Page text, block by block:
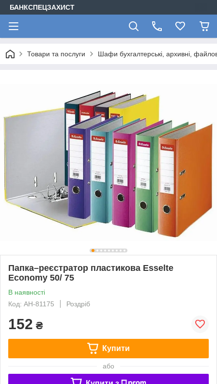
БАНКСПЕЦЗАХИСТ
Товари та послуги Шафи бухгалтерські, архивні,
Папка–реєстратор пластикова Esselte
Economy 50/ 75
В наявності
Код: АН-81175
Роздріб
152 ₴
Купити
або